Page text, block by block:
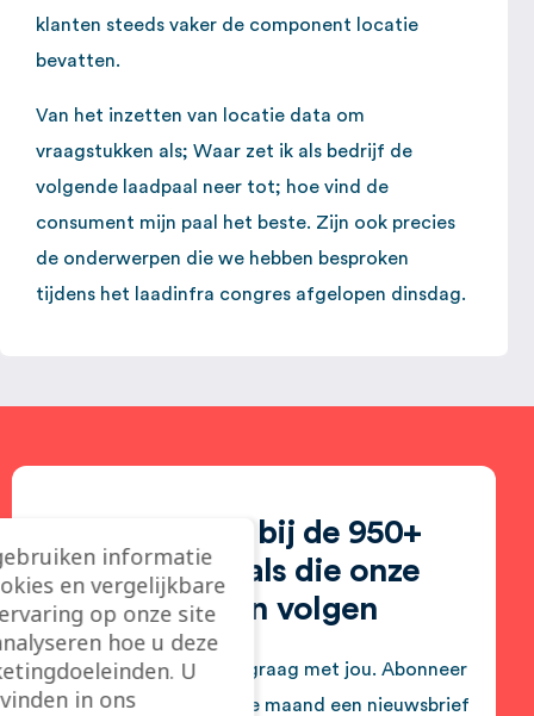
klanten steeds vaker de component locatie
bevatten.
Van het inzetten van locatie data om
vraagstukken als; Waar zet ik als bedrijf de
volgende laadpaal neer tot; hoe vind de
consument mijn paal het beste. Zijn ook precies
de onderwerpen die we hebben besproken
tijdens het laadinfra congres afgelopen dinsdag.
Sluit je aan bij de 950+
professionals die onze
inzichten volgen
We delen onze insights graag met jou. Abonneer
je dus nu en ontvang elke maand een nieuwsbrief
informatie
en vergelijkbare
op onze site
hoe u deze
U
in ons